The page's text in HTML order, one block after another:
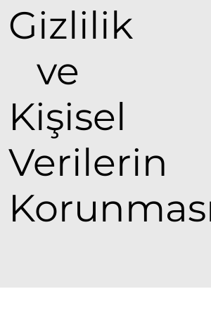
Gizlilik
ve
Kişisel
Verilerin